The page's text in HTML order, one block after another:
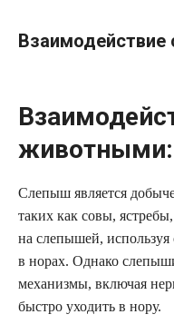
животными:
Слепыш является
таких как совы,
на слепышей,
в норах. Однако
механизмы, включая
быстро уходить в нору.